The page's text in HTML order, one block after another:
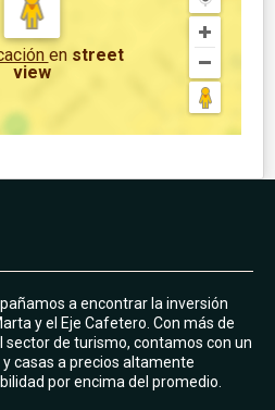
en street
view
a encontrar la inversión
y el Eje Cafetero. Con más de
sector de turismo, contamos con un
casas a precios altamente
por encima del promedio.